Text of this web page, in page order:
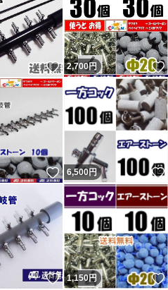
いいね！
2,700円
いいね！
6,500円
いいね！
1,150円